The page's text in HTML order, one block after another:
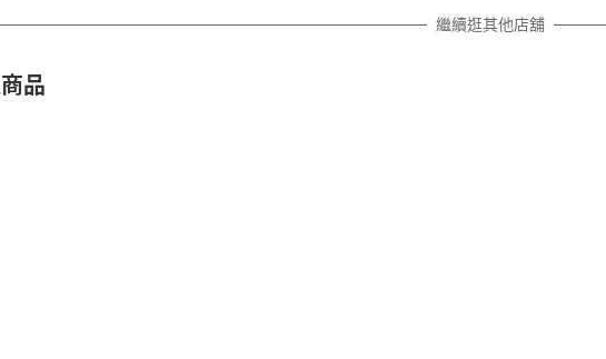
繼續逛其他店舖
品